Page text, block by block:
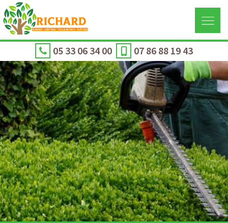
05 33 06 34 00 07 86 88 19 43